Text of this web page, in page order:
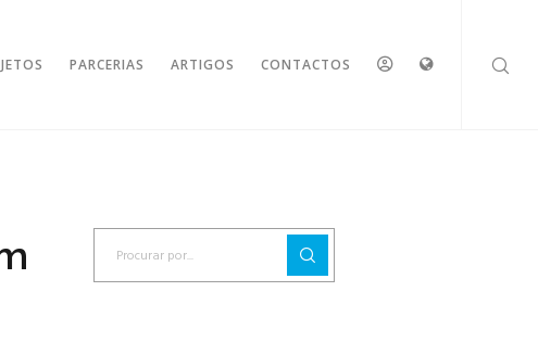
PARCERIAS ARTIGOS CONTACTOS ESPAÇOIDIOMAS